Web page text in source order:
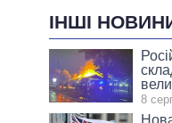
ІНШІ
8